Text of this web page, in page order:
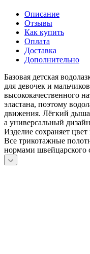
Описание
Отзывы
Как купить
Оплата
Доставка
Дополнительно
Базовая детская
для девочек и
высококачественного
эластана, поэтому
движения. Лёгкий
а универсальный
Изделие сохраняет
Все трикотажные
нормами швейцарского